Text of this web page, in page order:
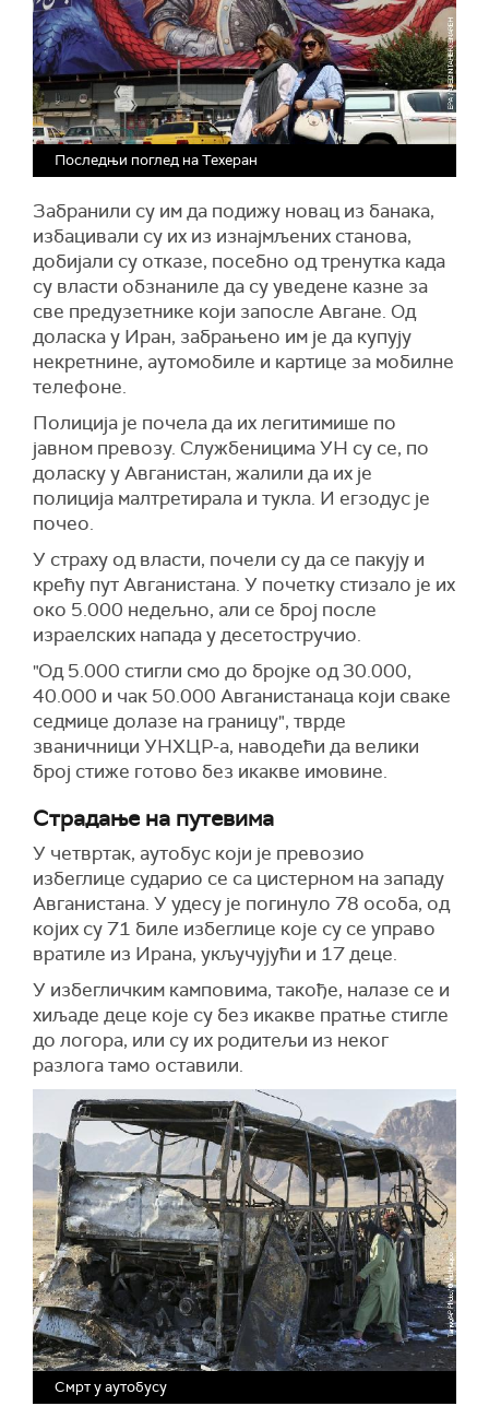
Последњи поглед на Техеран
Забранили су им да подижу новац из банака,
избацивали су их из изнајмљених станова,
добијали су отказе, посебно од тренутка када
су власти обзнаниле да су уведене казне за
све предузетнике који запосле Авгане. Од
доласка у Иран, забрањено им је да купују
некретнине, аутомобиле и картице за мобилне
телефоне.
Полиција је почела да их легитимише по
јавном превозу. Службеницима УН су се, по
доласку у Авганистан, жалили да их је
полиција малтретирала и тукла. И егзодус је
почео.
У страху од власти, почели су да се пакују и
крећу пут Авганистана. У почетку стизало је их
око 5.000 недељно, али се број после
израелских напада у десетостручио.
"Од 5.000 стигли смо до бројке од 30.000,
40.000 и чак 50.000 Авганистанаца који сваке
седмице долазе на границу", тврде
званичници УНХЦР-а, наводећи да велики
број стиже готово без икакве имовине.
Страдање на путевима
У четвртак, аутобус који је превозио
избеглице сударио се са цистерном на западу
Авганистана. У удесу је погинуло 78 особа, од
којих су 71 биле избеглице које су се управо
вратиле из Ирана, укључујући и 17 деце.
У избегличким камповима, такође, налазе се и
хиљаде деце које су без икакве пратње стигле
до логора, или су их родитељи из неког
разлога тамо оставили.
Смрт у аутобусу